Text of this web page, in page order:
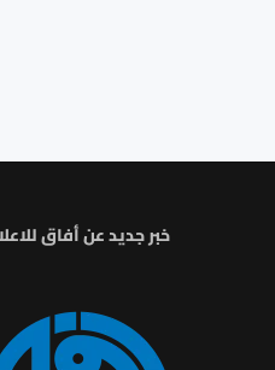
خبر جديد عن أفاق